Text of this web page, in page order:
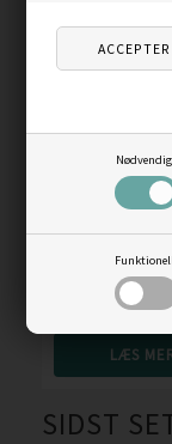
Dame sandal,
999,00
DKK
LÆS
SIDST